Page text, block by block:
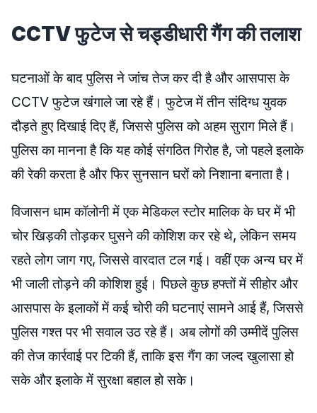
CCTV फुटेज से चड्डीधारी गैंग की तलाश
घटनाओं के बाद पुलिस ने जांच तेज कर दी है और आसपास के
CCTV फुटेज खंगाले जा रहे हैं। फुटेज में तीन संदिग्ध युवक
दौड़ते हुए दिखाई दिए हैं, जिससे पुलिस को अहम सुराग मिले हैं।
पुलिस का मानना है कि यह कोई संगठित गिरोह है, जो पहले इलाके
की रेकी करता है और फिर सुनसान घरों को निशाना बनाता है।
विजासन धाम कॉलोनी में एक मेडिकल स्टोर मालिक के घर में भी
चोर खिड़की तोड़कर घुसने की कोशिश कर रहे थे, लेकिन समय
रहते लोग जाग गए, जिससे वारदात टल गई। वहीं एक अन्य घर में
भी जाली तोड़ने की कोशिश हुई। पिछले कुछ हफ्तों में सीहोर और
आसपास के इलाकों में कई चोरी की घटनाएं सामने आई हैं, जिससे
पुलिस गश्त पर भी सवाल उठ रहे हैं। अब लोगों की उम्मीदें पुलिस
की तेज कार्रवाई पर टिकी हैं, ताकि इस गैंग का जल्द खुलासा हो
सके और इलाके में सुरक्षा बहाल हो सके।